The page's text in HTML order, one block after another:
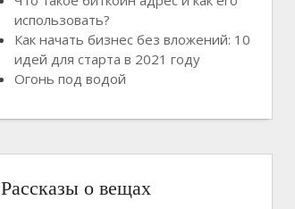
использовать?
Как начать бизнес без вложений: 10
идей для старта в 2021 году
Огонь под водой
Рассказы о вещах